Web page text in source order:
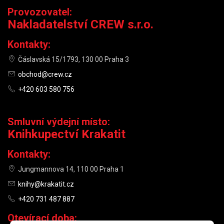
Provozovatel:
Nakladatelství CREW s.r.o.
Kontakty:
Čáslavská 15/1793, 130 00 Praha 3
obchod@crew.cz
+420 603 580 756
Smluvní výdejní místo:
Knihkupectví Krakatit
Kontakty:
Jungmannova 14, 110 00 Praha 1
knihy@krakatit.cz
+420 731 487 887
Otevírací doba: